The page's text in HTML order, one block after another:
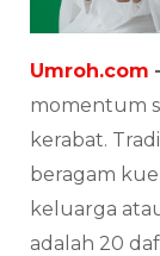
Umroh.com
momentum
kerabat.
beragam
keluarga
adalah 20